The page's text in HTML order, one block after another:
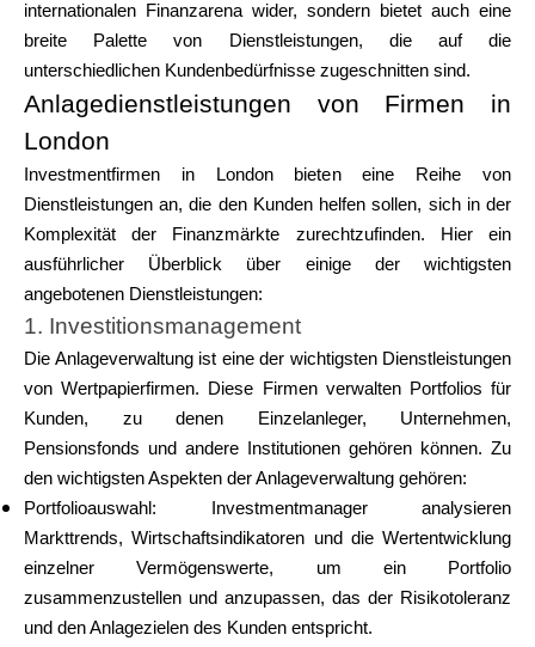
Markenauswahl
Rechner
Rundenverlauf
Blog
Kontaktieren Sie uns
Hilfe
internationalen Finanzarena wider, sondern bietet auch eine
breite Palette von Dienstleistungen, die auf die
unterschiedlichen Kundenbedürfnisse zugeschnitten sind.
Anlagedienstleistungen von Firmen in
London
Investmentfirmen in London bieten eine Reihe von
Dienstleistungen an, die den Kunden helfen sollen, sich in der
Komplexität der Finanzmärkte zurechtzufinden. Hier ein
ausführlicher Überblick über einige der wichtigsten
angebotenen Dienstleistungen:
1. Investitionsmanagement
Die Anlageverwaltung ist eine der wichtigsten Dienstleistungen
von Wertpapierfirmen. Diese Firmen verwalten Portfolios für
Kunden, zu denen Einzelanleger, Unternehmen,
Pensionsfonds und andere Institutionen gehören können. Zu
den wichtigsten Aspekten der Anlageverwaltung gehören:
Portfolioauswahl: Investmentmanager analysieren
Markttrends, Wirtschaftsindikatoren und die Wertentwicklung
einzelner Vermögenswerte, um ein Portfolio
zusammenzustellen und anzupassen, das der Risikotoleranz
und den Anlagezielen des Kunden entspricht.